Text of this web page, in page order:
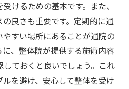
けるための基本です。また、
良さも重要です。定期的に通
やすい場所にあることが通院の
、整体院が提供する施術内容
ておくと良いでしょう。これ
を避け、安心して整体を受け